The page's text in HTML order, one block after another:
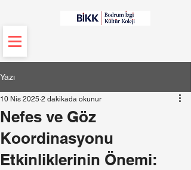
Yazı
Nefes ve Göz
Koordinasyonu
Etkinliklerinin Önemi:
10 Nis 2025 2 dakikada okunur